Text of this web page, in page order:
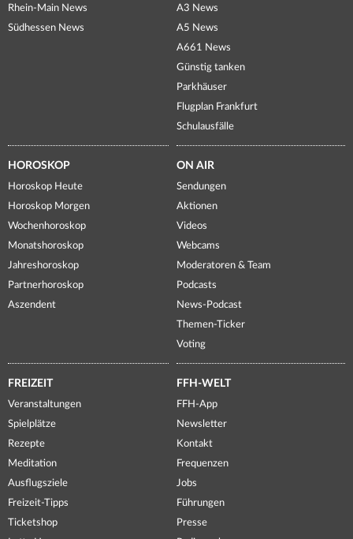
Rhein-Main News
Südhessen News
A3 News
A5 News
A661 News
Günstig tanken
Parkhäuser
Flugplan Frankfurt
Schulausfälle
HOROSKOP
Horoskop Heute
Horoskop Morgen
Wochenhoroskop
Monatshoroskop
Jahreshoroskop
Partnerhoroskop
Aszendent
ON AIR
Sendungen
Aktionen
Videos
Webcams
Moderatoren & Team
Podcasts
News-Podcast
Themen-Ticker
Voting
FREIZEIT
Veranstaltungen
Spielplätze
Rezepte
Meditation
Ausflugsziele
Freizeit-Tipps
Ticketshop
FFH-WELT
FFH-App
Newsletter
Kontakt
Frequenzen
Jobs
Führungen
Presse